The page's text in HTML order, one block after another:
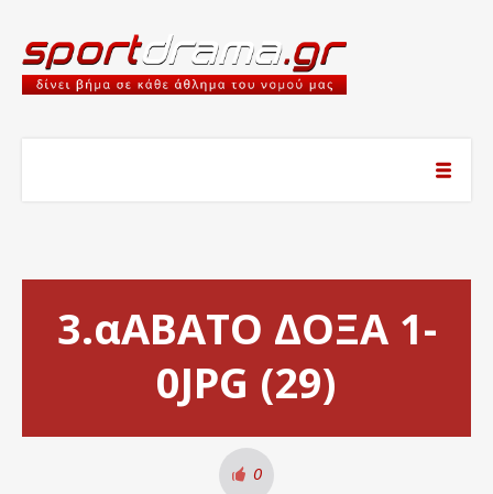
3.αΑΒΑΤΟ ΔΟΞΑ 1-
0JPG (29)
0